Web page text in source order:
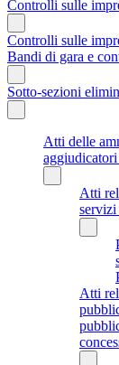
Controlli sulle
Controlli sulle
Bandi di gara e
Sotto-sezioni
Atti delle
Atti
Atti